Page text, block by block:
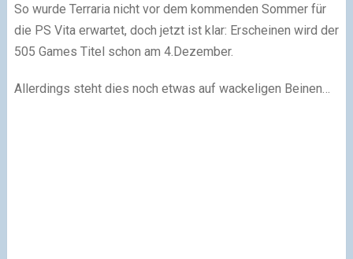
So wurde Terraria nicht vor dem kommenden Sommer für
die PS Vita erwartet, doch jetzt ist klar: Erscheinen wird der
505 Games Titel schon am 4.Dezember.
Allerdings steht dies noch etwas auf wackeligen Beinen…